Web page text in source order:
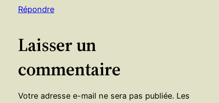
Répondre
Laisser un
commentaire
Votre adresse e-mail ne sera pas publiée. Les